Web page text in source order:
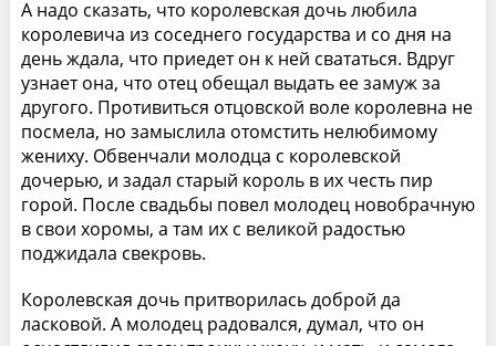
А надо сказать, что королевская дочь любила
королевича из соседнего государства и со дня на
день ждала, что приедет он к ней свататься. Вдруг
узнает она, что отец обещал выдать ее замуж за
другого. Противиться отцовской воле королевна не
посмела, но замыслила отомстить нелюбимому
жениху. Обвенчали молодца с королевской
дочерью, и задал старый король в их честь пир
горой. После свадьбы повел молодец новобрачную
в свои хоромы, а там их с великой радостью
поджидала свекровь.
Королевская дочь притворилась доброй да
ласковой. А молодец радовался, думал, что он